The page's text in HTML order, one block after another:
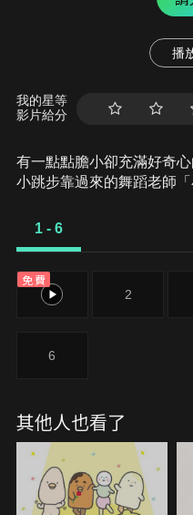
播
我的星等
影片給分
有一點點膽小卻充滿好奇
小跳步靠過來的舞蹈老師
種地方以「身體動了，心
1 - 6
免費
1 2
6
其他人也看了